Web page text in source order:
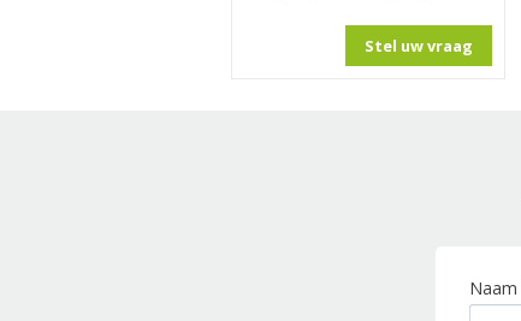
Stel uw vraag
Naam